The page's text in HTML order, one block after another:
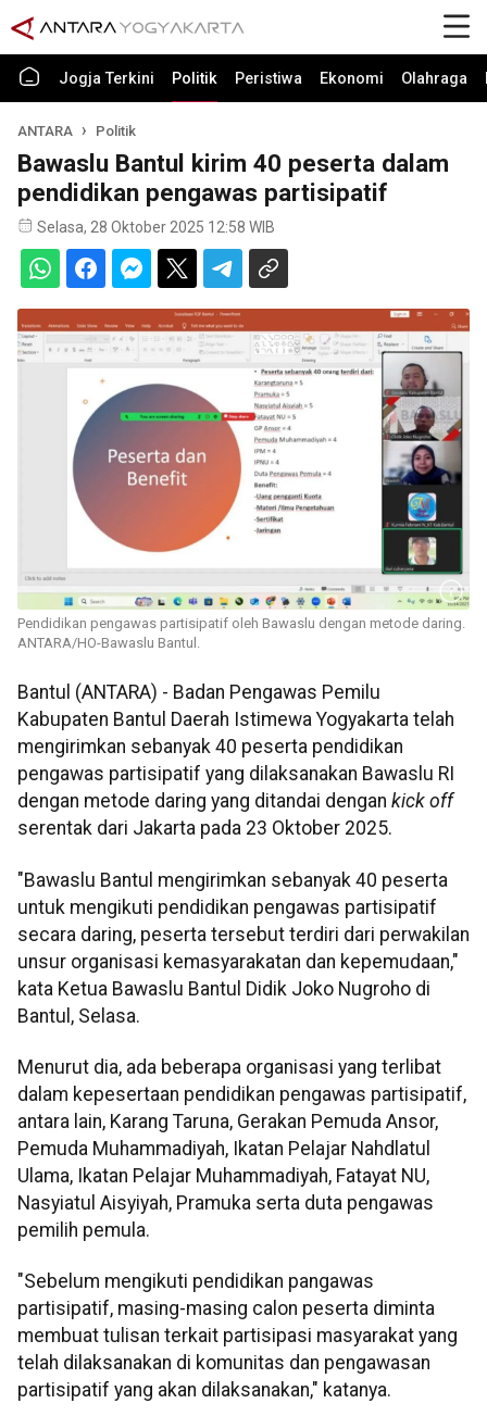
Jogja Terkini Politik Peristiwa Ekonomi Olahraga
ANTARA Politik
Bawaslu Bantul kirim 40 peserta dalam
pendidikan pengawas partisipatif
Selasa, 28 Oktober 2025 12:58 WIB
Pendidikan pengawas partisipatif oleh Bawaslu dengan metode daring.
ANTARA/HO-Bawaslu Bantul.
Bantul (ANTARA) - Badan Pengawas Pemilu
Kabupaten Bantul Daerah Istimewa Yogyakarta telah
mengirimkan sebanyak 40 peserta pendidikan
pengawas partisipatif yang dilaksanakan Bawaslu RI
dengan metode daring yang ditandai dengan kick off
serentak dari Jakarta pada 23 Oktober 2025.
"Bawaslu Bantul mengirimkan sebanyak 40 peserta
untuk mengikuti pendidikan pengawas partisipatif
secara daring, peserta tersebut terdiri dari perwakilan
unsur organisasi kemasyarakatan dan kepemudaan,"
kata Ketua Bawaslu Bantul Didik Joko Nugroho di
Bantul, Selasa.
Menurut dia, ada beberapa organisasi yang terlibat
dalam kepesertaan pendidikan pengawas partisipatif,
antara lain, Karang Taruna, Gerakan Pemuda Ansor,
Pemuda Muhammadiyah, Ikatan Pelajar Nahdlatul
Ulama, Ikatan Pelajar Muhammadiyah, Fatayat NU,
Nasyiatul Aisyiyah, Pramuka serta duta pengawas
pemilih pemula.
"Sebelum mengikuti pendidikan pangawas
partisipatif, masing-masing calon peserta diminta
membuat tulisan terkait partisipasi masyarakat yang
telah dilaksanakan di komunitas dan pengawasan
partisipatif yang akan dilaksanakan," katanya.